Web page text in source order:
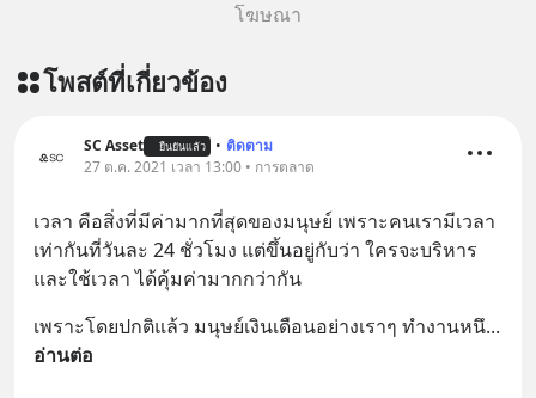
โฆษณา
โพสต์ที่เกี่ยวข้อง
SC Asset ยืนยันแล้ว • ติดตาม
27 ต.ค. 2021 เวลา 13:00 • การตลาด
เวลา คือสิ่งที่มีค่ามากที่สุดของมนุษย์ เพราะคนเรามีเวลา
เท่ากันที่วันละ 24 ชั่วโมง แต่ขึ้นอยู่กับว่า ใครจะบริหาร
และใช้เวลา ได้คุ้มค่ามากกว่ากัน
เพราะโดยปกติแล้ว มนุษย์เงินเดือนอย่างเราๆ ทำงานหนึ
อ่านต่อ